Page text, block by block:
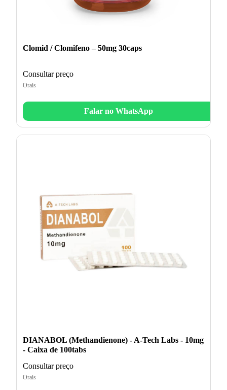
Clomid / Clomifeno – 50mg 30caps
Consultar preço
Orais
Falar no WhatsApp
DIANABOL (Methandienone) - A-Tech Labs - 10mg
- Caixa de 100tabs
Consultar preço
Orais